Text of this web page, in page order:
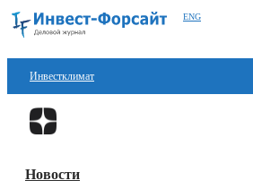
ENG
Инвестклимат
Финансы
Новости